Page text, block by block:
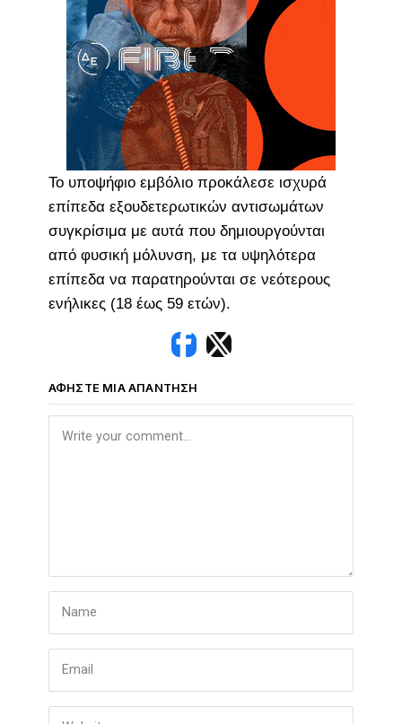
Το υποψήφιο εμβόλιο προκάλεσε ισχυρά
επίπεδα εξουδετερωτικών αντισωμάτων
συγκρίσιμα με αυτά που δημιουργούνται
από φυσική μόλυνση, με τα υψηλότερα
επίπεδα να παρατηρούνται σε νεότερους
ενήλικες (18 έως 59 ετών).
ΑΦΉΣΤΕ ΜΙΑ ΑΠΆΝΤΗΣΗ